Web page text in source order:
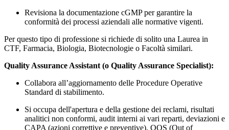
Revisiona la documentazione cGMP per garantire la
conformità dei processi aziendali alle normative vigenti.
Per questo tipo di professione si richiede di solito una Laurea in
CTF, Farmacia, Biologia, Biotecnologie o Facoltà similari.
Quality Assurance Assistant (o Quality Assurance Specialist):
Collabora all’aggiornamento delle Procedure Operative
Standard di stabilimento.
Si occupa dell'apertura e della gestione dei reclami, risultati
analitici non conformi, audit interni ai vari reparti, deviazioni e
CAPA (azioni correttive e preventive), OOS (Out of